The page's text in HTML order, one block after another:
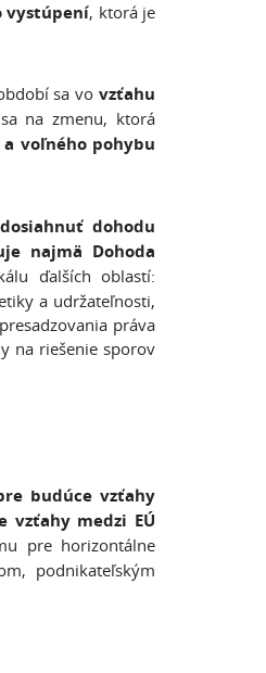
vystúpení, ktorá je
sa vovzťahu
na zmenu, ktorá
voľného pohybu
dohodu
najmä Dohoda
ďalších oblastí:
a udržateľnosti,
práva
na riešenie sporov
budúce vzťahy
vzťahy medzi EÚ
pre horizontálne
podnikateľským